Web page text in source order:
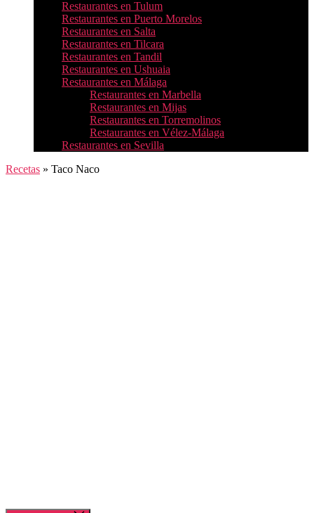
Restaurantes en Tulum
Restaurantes en Puerto Morelos
Restaurantes en Salta
Restaurantes en Tilcara
Restaurantes en Tandil
Restaurantes en Ushuaia
Restaurantes en Málaga
Restaurantes en Marbella
Restaurantes en Mijas
Restaurantes en Torremolinos
Restaurantes en Vélez-Málaga
Restaurantes en Sevilla
Recetas » Taco Naco